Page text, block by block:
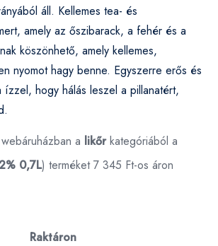
áll. Kellemes tea- és
amely az őszibarack, a fehér és a
köszönhető, amely kellemes,
nyomot hagy benne. Egyszerre erős és
ízzel, hogy hálás leszel a pillanatért,
webáruházban a likőrkategóriából a
0,7L) terméket 7 345 Ft-os áron
Raktáron